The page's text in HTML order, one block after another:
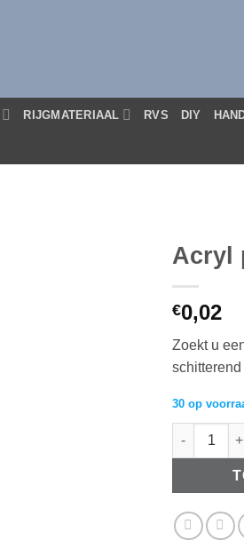
RIJGMATERIAAL RVS DIY
Acryl
€0,02
Zoekt u
30 op
Acryl